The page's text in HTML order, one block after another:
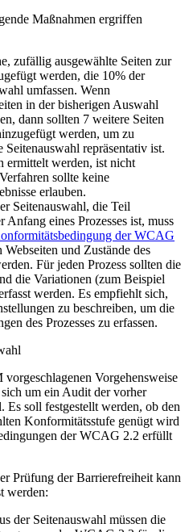
Maßnahmen ergriffen
zufällig ausgewählte Seiten zur
werden, die 10% der
umfassen. Wenn
in der bisherigen Auswahl
dann sollten 7 weitere Seiten
werden, um zu
Seitenauswahl repräsentativ ist.
ermittelt werden, ist nicht
sollte keine
erlauben.
Seitenauswahl, die Teil
Anfang eines Prozesses ist, muss
der WCAG
und Zustände des
Für jeden Prozess sollten die
die Variationen (zum Beispiel
werden. Es empfiehlt sich,
zu beschreiben, um die
des Prozesses zu erfassen.
Vorgehensweise
um ein Audit der vorher
Es soll festgestellt werden, ob den
Konformitätsstufe genügt wird
der WCAG 2.2 erfüllt
Prüfung der Barrierefreiheit kann
werden:
der Seitenauswahl müssen die